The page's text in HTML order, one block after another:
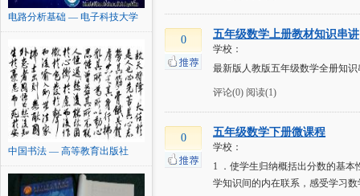
电路分析基础 — 电子科技大学
中国书法 — 高等教育出版社
0 五年级数学上册教材知识串讲
学校：
最新版人教版五年级数学全册知
评论(0) 阅读(1)
0 五年级数学下册微课程
学校：
1 ．使学生归纳概括出分数的基
学知识间的内在联系，感受学习